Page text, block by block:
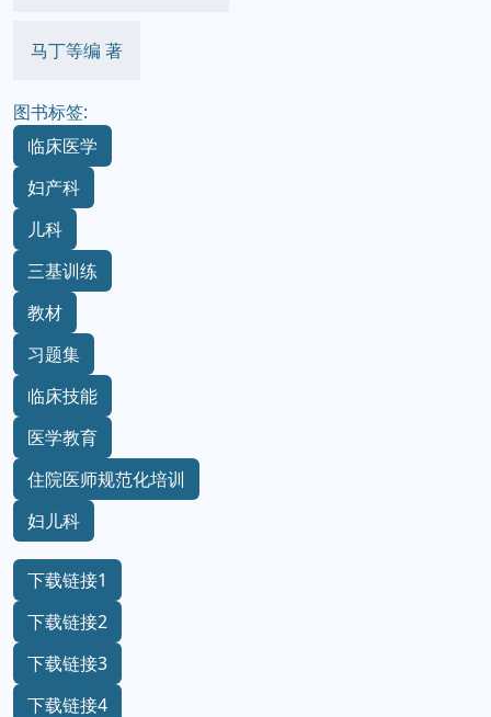
马丁等编 著
图书标签:
临床医学
妇产科
儿科
三基训练
教材
习题集
临床技能
医学教育
住院医师规范化培训
妇儿科
下载链接1
下载链接2
下载链接3
下载链接4